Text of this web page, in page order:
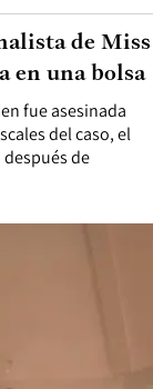
fue asesinada
del caso, el
de
de Miss
en una bolsa